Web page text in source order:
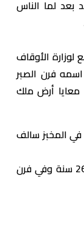
لما الناس
الأوقاف
فرن الصبر
معايا أرض ملك
المخبز سالف
ج: أنا شغال عامل في الأوقاف من حوالي 26 سنة وفي فرن